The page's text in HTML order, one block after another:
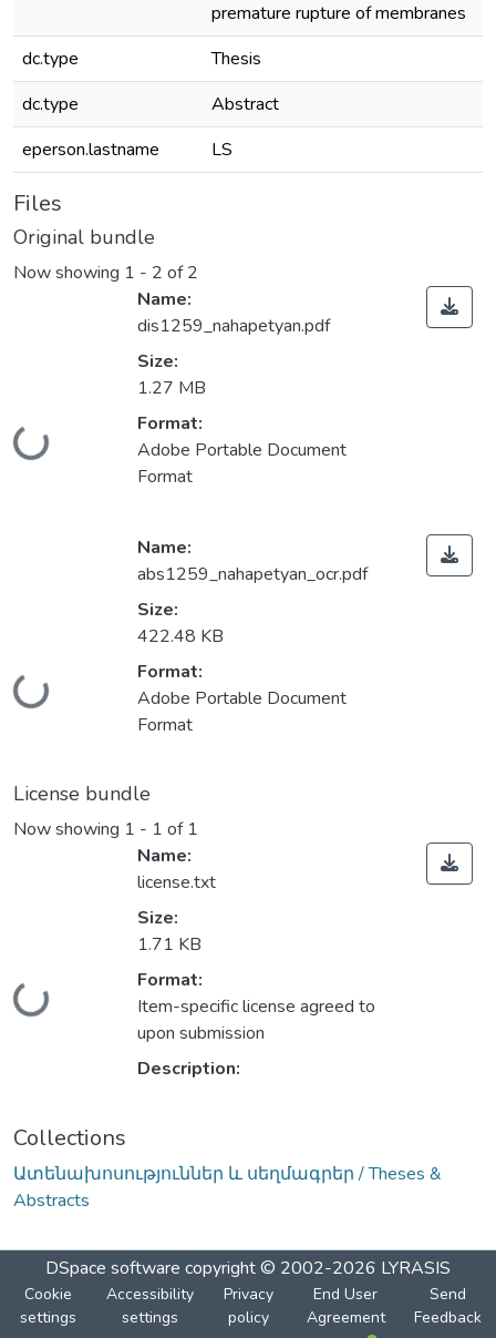
premature rupture of membranes
dc.type
Thesis
dc.type
Abstract
eperson.lastname
LS
Files
Original bundle
Now showing 1 - 2 of 2
Loading...
Name:
dis1259_nahapetyan.pdf
Size:
1.27 MB
Format:
Adobe Portable Document
Format
Loading...
Name:
abs1259_nahapetyan_ocr.pdf
Size:
422.48 KB
Format:
Adobe Portable Document
Format
License bundle
Now showing 1 - 1 of 1
Loading...
Name:
license.txt
Size:
1.71 KB
Format:
Item-specific license agreed to
upon submission
Description:
Collections
Ատենախոսություններ և սեղմագրեր / Theses &
Abstracts
DSpace software copyright © 2002-2026 LYRASIS
Cookie
settings
Accessibility
settings
Privacy
policy
End User
Agreement
Send
Feedback